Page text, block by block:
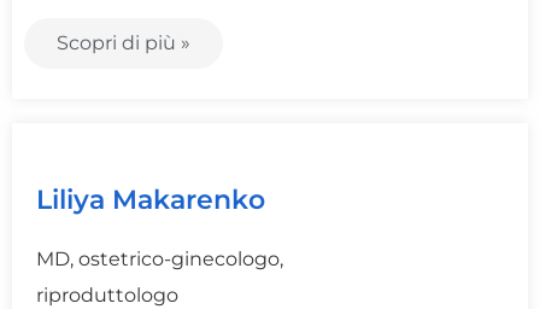
Scopri di più »
Liliya Makarenko
MD, ostetrico-ginecologo,
riproduttologo